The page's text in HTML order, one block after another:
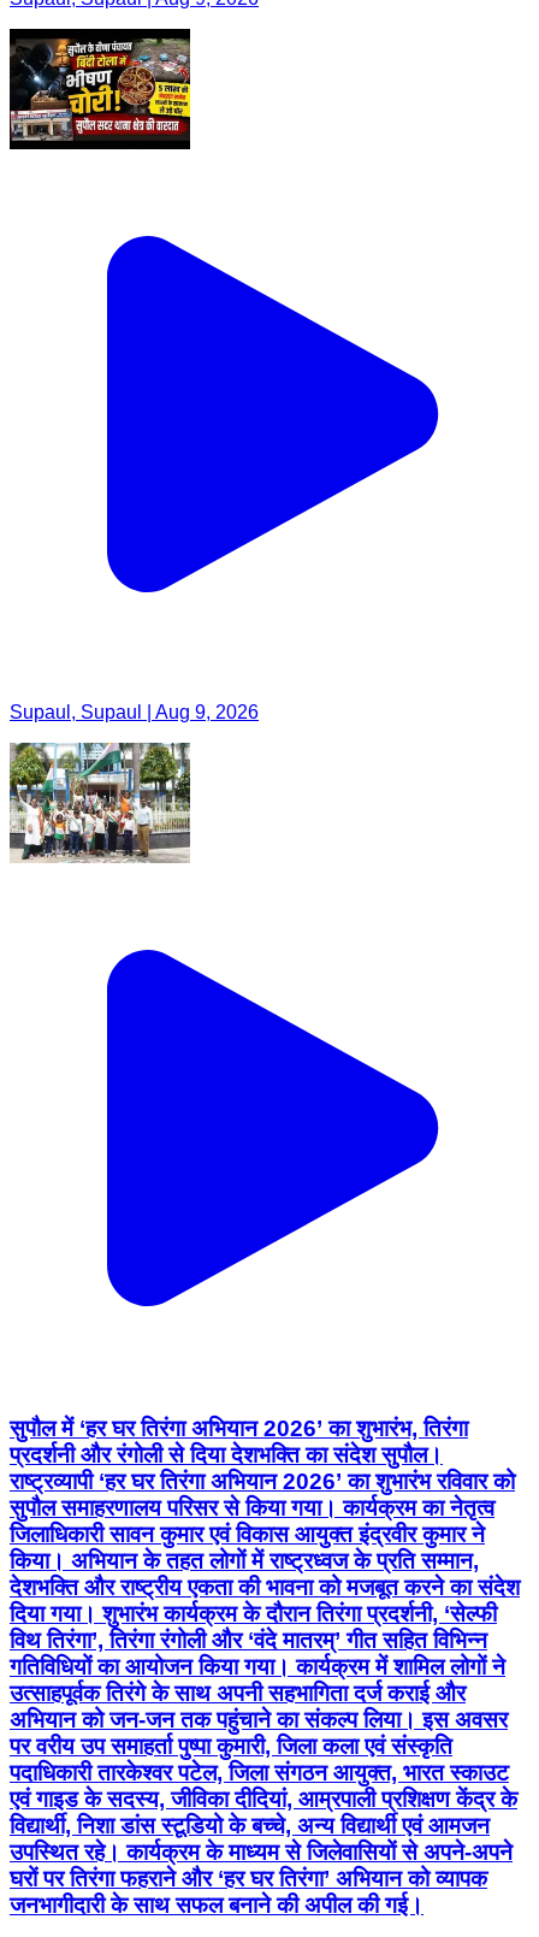
Supaul, Supaul | Aug 9, 2026
सुपौल में ‘हर घर तिरंगा अभियान 2026’ का शुभारंभ, तिरंगा
प्रदर्शनी और रंगोली से दिया देशभक्ति का संदेश सुपौल।
राष्ट्रव्यापी ‘हर घर तिरंगा अभियान 2026’ का शुभारंभ रविवार को
सुपौल समाहरणालय परिसर से किया गया। कार्यक्रम का नेतृत्व
जिलाधिकारी सावन कुमार एवं विकास आयुक्त इंद्रवीर कुमार ने
किया। अभियान के तहत लोगों में राष्ट्रध्वज के प्रति सम्मान,
देशभक्ति और राष्ट्रीय एकता की भावना को मजबूत करने का संदेश
दिया गया। शुभारंभ कार्यक्रम के दौरान तिरंगा प्रदर्शनी, ‘सेल्फी
विथ तिरंगा’, तिरंगा रंगोली और ‘वंदे मातरम्’ गीत सहित विभिन्न
गतिविधियों का आयोजन किया गया। कार्यक्रम में शामिल लोगों ने
उत्साहपूर्वक तिरंगे के साथ अपनी सहभागिता दर्ज कराई और
अभियान को जन-जन तक पहुंचाने का संकल्प लिया। इस अवसर
पर वरीय उप समाहर्ता पुष्पा कुमारी, जिला कला एवं संस्कृति
पदाधिकारी तारकेश्वर पटेल, जिला संगठन आयुक्त, भारत स्काउट
एवं गाइड के सदस्य, जीविका दीदियां, आम्रपाली प्रशिक्षण केंद्र के
विद्यार्थी, निशा डांस स्टूडियो के बच्चे, अन्य विद्यार्थी एवं आमजन
उपस्थित रहे। कार्यक्रम के माध्यम से जिलेवासियों से अपने-अपने
घरों पर तिरंगा फहराने और ‘हर घर तिरंगा’ अभियान को व्यापक
जनभागीदारी के साथ सफल बनाने की अपील की गई।